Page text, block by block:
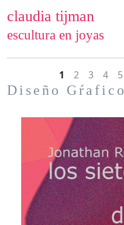
claudia tijman
escultura en joyas
1 2 3 4 5
Diseño Gŕafico